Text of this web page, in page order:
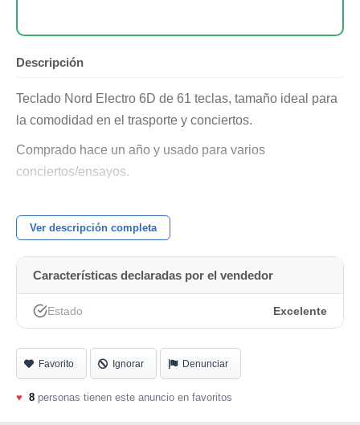
Descripción
Teclado Nord Electro 6D de 61 teclas, tamaño ideal para
la comodidad en el trasporte y conciertos.
Comprado hace un año y usado para varios
conciertos/ensayos.
bastante pero está en muy buen estado además de que
aún conserva la garantía (lo doy con el ticket de compra).
Se vende con la funda oficial de la marca (la de las fotos).
No hago envíos y tampoco me interesan los cambios.
Ver descripción completa
Características declaradas por el vendedor
Estado Excelente
Favorito Ignorar Denunciar
♥ 8 personas tienen este anuncio en favoritos